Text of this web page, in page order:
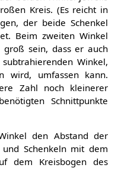
Kreis. (Es reicht in
der beide Schenkel
Beim zweiten Winkel
groß sein, dass er auch
Winkel,
wird, umfassen kann.
Zahl noch kleinerer
Schnittpunkte
den Abstand der
Schenkeln mit dem
dem Kreisbogen des